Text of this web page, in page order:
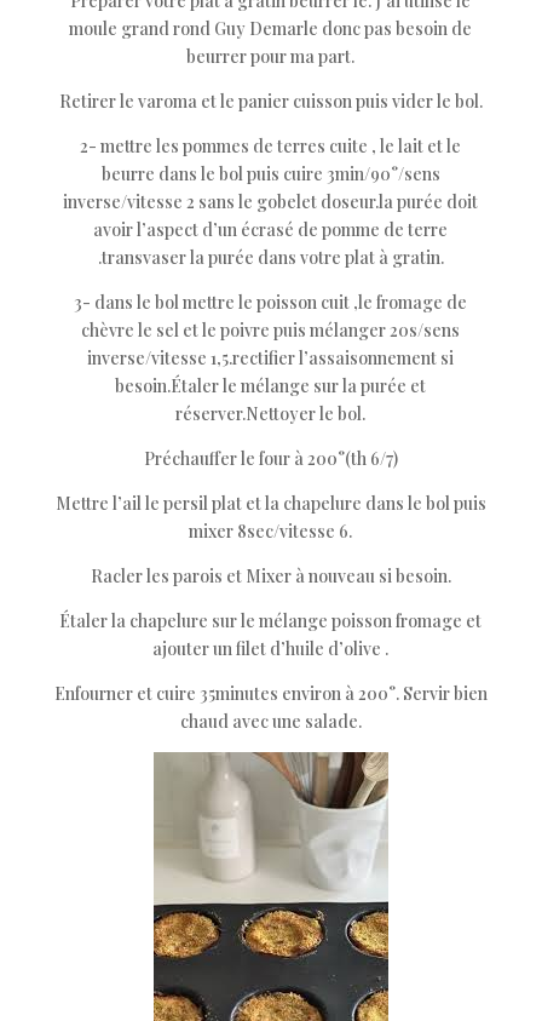
moule grand rond Guy Demarle donc pas besoin de
beurrer pour ma part.
Retirer le varoma et le panier cuisson puis vider le bol.
2- mettre les pommes de terres cuite , le lait et le
beurre dans le bol puis cuire 3min/90°/sens
inverse/vitesse 2 sans le gobelet doseur.la purée doit
avoir l’aspect d’un écrasé de pomme de terre
.transvaser la purée dans votre plat à gratin.
3- dans le bol mettre le poisson cuit ,le fromage de
chèvre le sel et le poivre puis mélanger 20s/sens
inverse/vitesse 1,5.rectifier l’assaisonnement si
besoin.Étaler le mélange sur la purée et
réserver.Nettoyer le bol.
Préchauffer le four à 200°(th 6/7)
Mettre l’ail le persil plat et la chapelure dans le bol puis
mixer 8sec/vitesse 6.
Racler les parois et Mixer à nouveau si besoin.
Étaler la chapelure sur le mélange poisson fromage et
ajouter un filet d’huile d’olive .
Enfourner et cuire 35minutes environ à 200°. Servir bien
chaud avec une salade.